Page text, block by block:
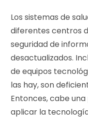
Los sistemas de
diferentes centros
seguridad de
desactualizados.
de equipos
las hay, son
Entonces, cabe
aplicar la